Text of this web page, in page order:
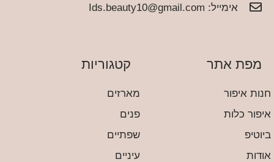
אימייל: Ids.beauty10@gmail.com
מפת אתר
חנות איפור
איפור כלות
ביוטיפ
אודות
קטגוריות
מארזים
פנים
שפתיים
עיניים